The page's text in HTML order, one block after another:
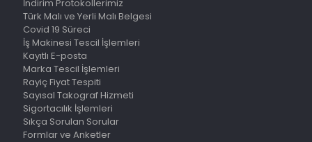
İndirim Protokollerimiz
Türk Malı ve Yerli Malı Belgesi
Covid 19 Süreci
İş Makinesi Tescil İşlemleri
Kayıtlı E-posta
Marka Tescil İşlemleri
Rayiç Fiyat Tespiti
Sayısal Takograf Hizmeti
Sigortacılık İşlemleri
Sıkça Sorulan Sorular
Formlar ve Anketler